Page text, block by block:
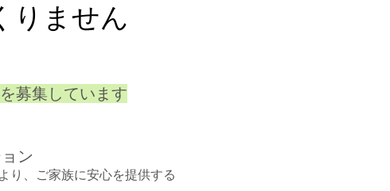
りません
募集しています
ン
り、ご家族に安心を提供する